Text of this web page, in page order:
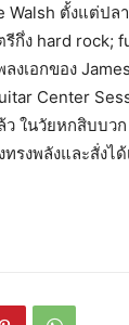
ตั้งแต่ปลา
กึ่ง hard rock;
งเอกของ
Center
ในวัยหกสิบบวก
ทรงพลังและสั่งไ